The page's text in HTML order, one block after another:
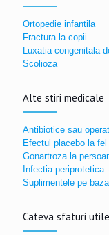
Ortopedie infantila
Fractura la copii
Luxatia congenitala
Scolioza
Alte stiri medicale
Antibiotice sau
Efectul placebo la
Gonartroza la
Infectia periprotetica
Suplimentele pe
Cateva sfaturi utile